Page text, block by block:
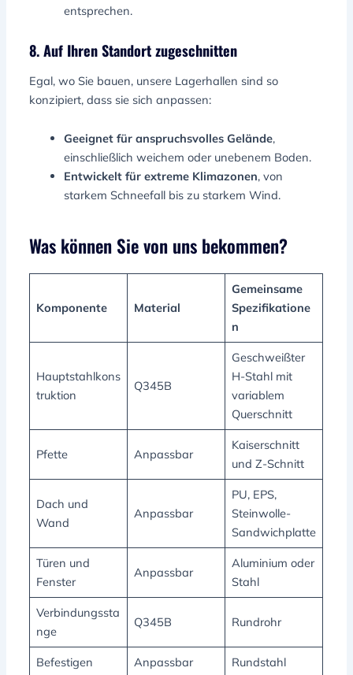
entsprechen.
8. Auf Ihren Standort zugeschnitten
Egal, wo Sie bauen, unsere Lagerhallen sind so
konzipiert, dass sie sich anpassen:
Geeignet für anspruchsvolles Gelände,
einschließlich weichem oder unebenem Boden.
Entwickelt für extreme Klimazonen, von
starkem Schneefall bis zu starkem Wind.
Was können Sie von uns bekommen?
Komponente Material
Gemeinsame
Spezifikatione
n
Hauptstahlkons
truktion
Q345B
Geschweißter
H-Stahl mit
variablem
Querschnitt
Pfette Anpassbar
Kaiserschnitt
und Z-Schnitt
Dach und
Wand
Anpassbar
PU, EPS,
Steinwolle-
Sandwichplatte
Türen und
Fenster
Anpassbar
Aluminium oder
Stahl
Verbindungssta
nge
Q345B Rundrohr
Befestigen Anpassbar Rundstahl